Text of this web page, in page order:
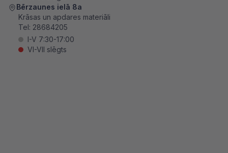
Bērzaunes ielā 8a
Krāsas un apdares materiāli
Tel: 28684205
I-V 7:30-17:00
VI-VII slēgts